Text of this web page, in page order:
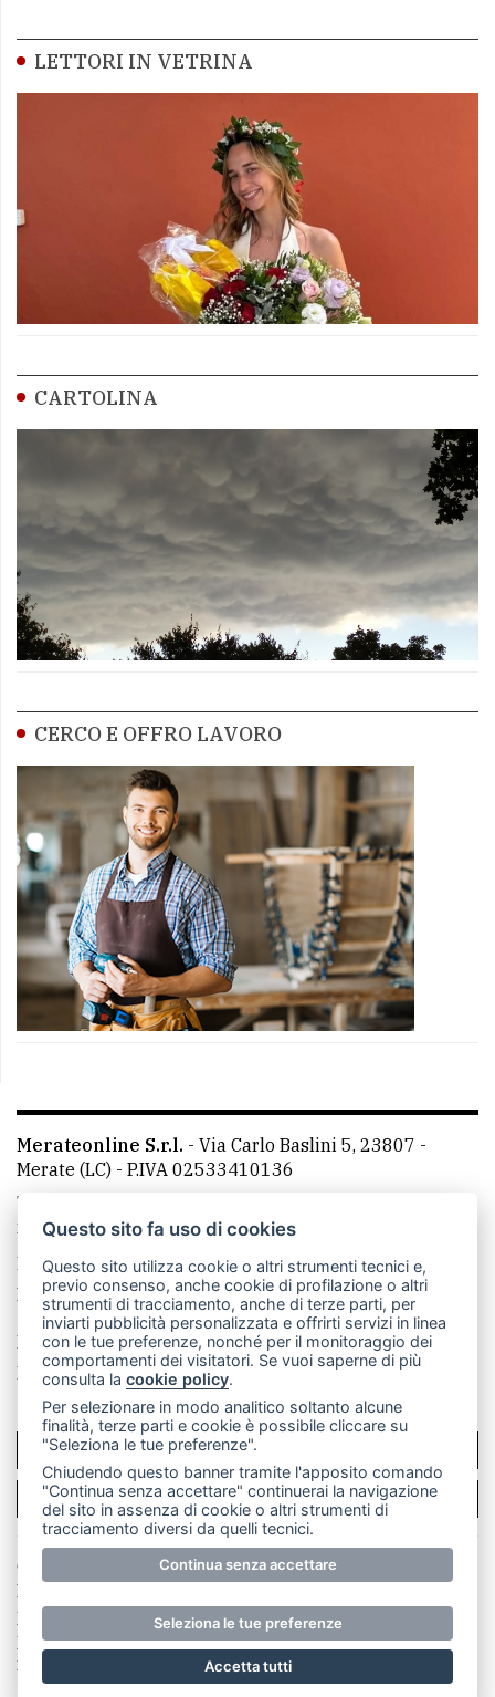
LETTORI IN VETRINA
CARTOLINA
CERCO E OFFRO LAVORO
Merateonline S.r.l. - Via Carlo Baslini 5, 23807 -
Merate (LC) - P.IVA 02533410136
Telefono:
mail: redazione@merateonline.it
La redazione
CasateOnline LeccoOnline
RSS
Made by VIP
Privacy policy
Cookie policy
Rivedi le tue scelte sui cookie
SCRIVICI
PER LA TUA PUBBLICITÀ
© Copyright Merateonline S.r.l. - Tutti i diritti riservati.
E' proibita la riproduzione e pubblicazione anche
parziale di testi, articoli e immagini senza la
preventiva autorizzazione scritta dell'editore. RI Lecco
numero Rea LC 291.277 - Capitale sociale 10.329,14 €
Questo sito fa uso di cookies
Questo sito utilizza cookie o altri strumenti tecnici e,
previo consenso, anche cookie di profilazione o altri
strumenti di tracciamento, anche di terze parti, per
inviarti pubblicità personalizzata e offrirti servizi in linea
con le tue preferenze, nonché per il monitoraggio dei
comportamenti dei visitatori. Se vuoi saperne di più
consulta lacookie policy.
Per selezionare in modo analitico soltanto alcune
finalità, terze parti e cookie è possibile cliccare su
"Seleziona le tue preferenze".
Chiudendo questo banner tramite l'apposito comando
"Continua senza accettare" continuerai la navigazione
del sito in assenza di cookie o altri strumenti di
tracciamento diversi da quelli tecnici.
Continua senza accettare
Seleziona le tue preferenze
Accetta tutti